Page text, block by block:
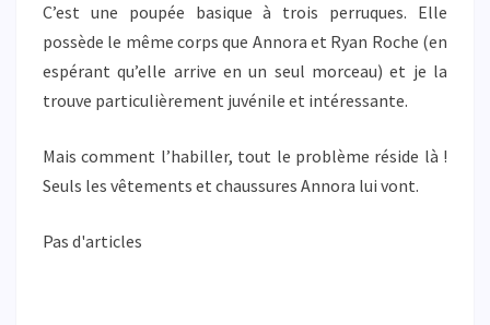
C’est une poupée basique à trois perruques. Elle
possède le même corps que Annora et Ryan Roche (en
espérant qu’elle arrive en un seul morceau) et je la
trouve particulièrement juvénile et intéressante.
Mais comment l’habiller, tout le problème réside là !
Seuls les vêtements et chaussures Annora lui vont.
Pas d'articles